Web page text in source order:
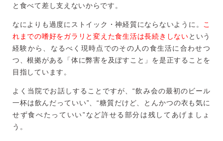
と食べて差し支えないからです。
なによりも過度にストイック・神経質にならないように。
こ
れまでの嗜好をガラリと変えた食生活は長続きしないという
経験から、 なるべく現時点でのその人の食生活に合わせつ
つ、根拠がある「体に弊害を及ぼすこと」を是正することを
目指しています。
よく当院でお話しすることですが、“飲み会の最初のビール
一杯は飲んだっていい”、“糖質だけど、とんかつの衣も気に
せず食べた っていい”など許せる部分は残してあげましょ
う。